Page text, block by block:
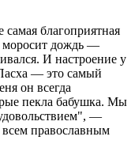
самая благоприятная
моросит дождь —
И настроение у
— это самый
он всегда
пекла бабушка. Мы
—
всем православным